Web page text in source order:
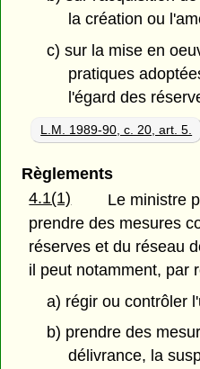
la création ou
c) sur la mise en
pratiques
l'égard des
L.M. 1989-90, c. 20, art. 5.
Règlements
4.1(1)
Le ministre
prendre des mesures
réserves et du réseau
il peut notamment, par
a) régir ou contrôler
b) prendre des
délivrance, la